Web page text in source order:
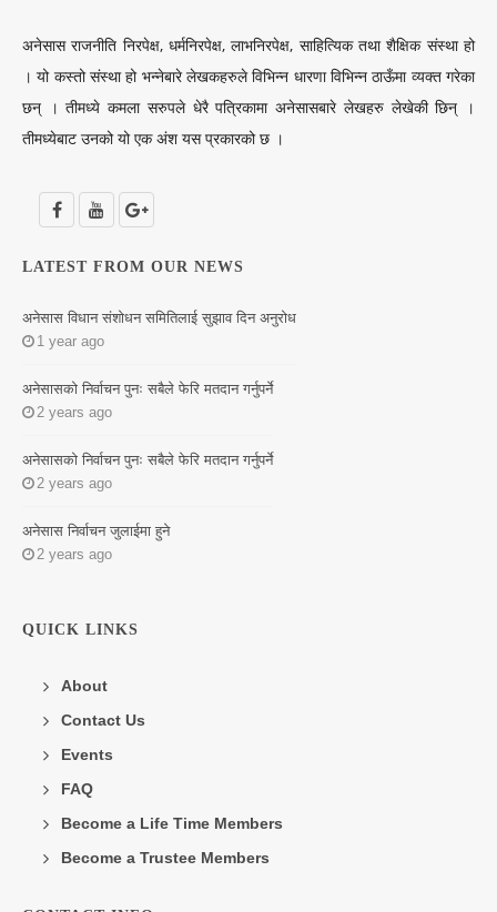
अनेसास राजनीति निरपेक्ष, धर्मनिरपेक्ष, लाभनिरपेक्ष, साहित्यिक तथा शैक्षिक संस्था हो
। यो कस्तो संस्था हो भन्नेबारे लेखकहरुले विभिन्न धारणा विभिन्न ठाऊँमा व्यक्त गरेका
छन् । तीमध्ये कमला सरुपले धेरै पत्रिकामा अनेसासबारे लेखहरु लेखेकी छिन् ।
तीमध्येबाट उनको यो एक अंश यस प्रकारको छ ।
LATEST FROM OUR NEWS
अनेसास विधान संशोधन समितिलाई सुझाव दिन अनुरोध
1 year ago
अनेसासको निर्वाचन पुनः सबैले फेरि मतदान गर्नुपर्ने
2 years ago
अनेसासको निर्वाचन पुनः सबैले फेरि मतदान गर्नुपर्ने
2 years ago
अनेसास निर्वाचन जुलाईमा हुने
2 years ago
QUICK LINKS
About
Contact Us
Events
FAQ
Become a Life Time Members
Become a Trustee Members